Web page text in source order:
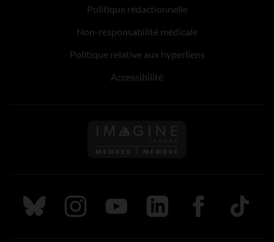
Politique rédactionnelle
Non-responsabilité médicale
Politique relative aux hyperliens
Accessibilité
Suivez nous sur Bluesky
Suivez nous sur Instagram
Suivez nous sur Youtube
Suivez nous sur LinkedIn
Suivez nous sur
TikTok